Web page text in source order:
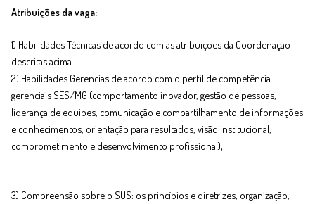
Atribuições da vaga:
1) Habilidades Técnicas de acordo com as atribuições da Coordenação
descritas acima
2) Habilidades Gerencias de acordo com o perfil de competência
gerenciais SES/MG (comportamento inovador, gestão de pessoas,
liderança de equipes, comunicação e compartilhamento de informações
e conhecimentos, orientação para resultados, visão institucional,
comprometimento e desenvolvimento profissional);
3) Compreensão sobre o SUS: os princípios e diretrizes, organização,